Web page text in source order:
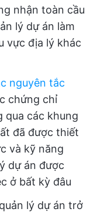
nhận toàn cầu
lý dự án làm
vực địa lý khác
nguyên tắc
chứng chỉ
qua các khung
đã được thiết
và kỹ năng
dự án được
ở bất kỳ đâu
lý dự án trở